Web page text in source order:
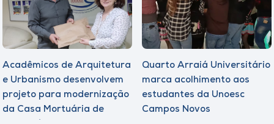
Acadêmicos de Arquitetura
e Urbanismo desenvolvem
projeto para modernização
da Casa Mortuária de
Quarto Arraiá Universitário
marca acolhimento aos
estudantes da Unoesc
Campos Novos